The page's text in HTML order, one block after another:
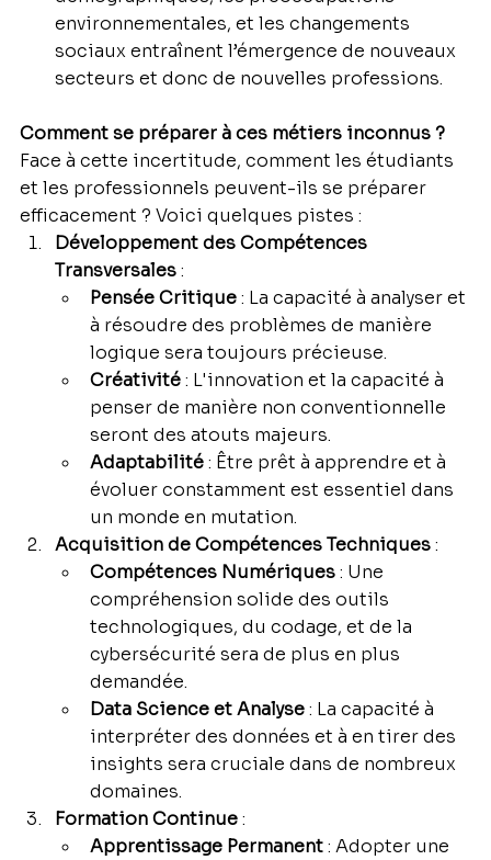
environnementales, et les changements
sociaux entraînent l’émergence de nouveaux
secteurs et donc de nouvelles professions.
Comment se préparer à ces métiers inconnus ?
Face à cette incertitude, comment les étudiants
et les professionnels peuvent-ils se préparer
efficacement ? Voici quelques pistes :
Développement des Compétences
Transversales :
Pensée Critique : La capacité à analyser et
à résoudre des problèmes de manière
logique sera toujours précieuse.
Créativité : L'innovation et la capacité à
penser de manière non conventionnelle
seront des atouts majeurs.
Adaptabilité : Être prêt à apprendre et à
évoluer constamment est essentiel dans
un monde en mutation.
Acquisition de Compétences Techniques :
Compétences Numériques : Une
compréhension solide des outils
technologiques, du codage, et de la
cybersécurité sera de plus en plus
demandée.
Data Science et Analyse : La capacité à
interpréter des données et à en tirer des
insights sera cruciale dans de nombreux
domaines.
Formation Continue :
Apprentissage Permanent : Adopter une